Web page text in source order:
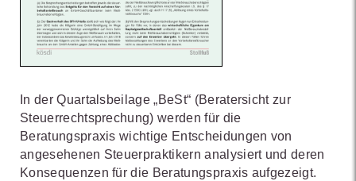
In der Quartalsbeilage „BeSt“ (Beratersicht zur
Steuerrechtsprechung) werden für die
Beratungspraxis wichtige Entscheidungen von
angesehenen Steuerpraktikern analysiert und deren
Konsequenzen für die Beratungspraxis aufgezeigt.